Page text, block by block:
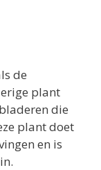
de
plant
die
plant doet
en is